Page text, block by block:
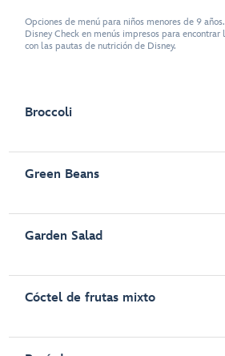
Opciones de menú para niños menores de 9
Disney Check en menús impresos para
con las pautas de nutrición de Disney.
Broccoli
Green Beans
Garden Salad
Cóctel de frutas mixto